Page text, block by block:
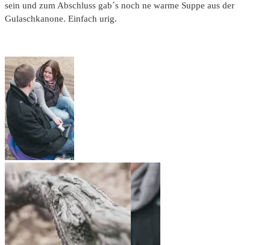
sein und zum Abschluss gab´s noch ne warme Suppe aus der
Gulaschkanone. Einfach urig.